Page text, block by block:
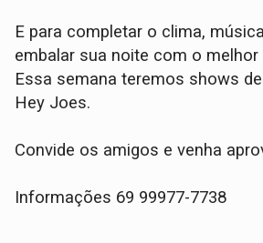
E para completar o clima,
embalar sua noite com o
Essa semana teremos shows
Hey Joes.
Convide os amigos e venha
Informações 69 99977-7738